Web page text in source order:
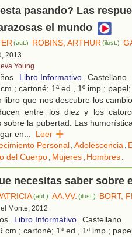
pasando? Las
el mundo
(aut.) ROBINS, ARTHUR (ilust.)
2013
Young
Libro Informativo
. Castellano.
cartoné; 1ª ed., 1º imp.; papel;
que nos descubre los
entre los diez y los
sobre la pubertad. Las
en
Leer
Personal Adolescencia
del Cuerpo Mujeres Hombres
necesitas saber sobre
(aut.) AA.VV. (ilust.) BORT,
Monte, 2012
Libro Informativo
. Castellano.
cm.; cartoné; 1ª ed., 1ª imp.;